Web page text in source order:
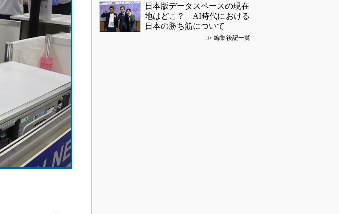
日本版データスペースの現在
地はどこ？ AI時代における
日本の勝ち筋について
≫ 編集後記一覧